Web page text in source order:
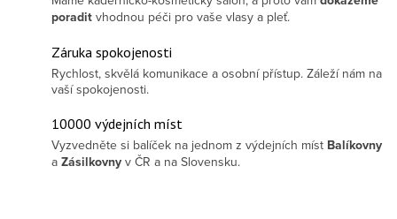
poradit vhodnou péči pro vaše vlasy a pleť.
Záruka spokojenosti
Rychlost, skvělá komunikace a osobní přístup. Záleží nám na
vaší spokojenosti.
10000 výdejních míst
Vyzvedněte si balíček na jednom z výdejních míst Balíkovny
a Zásilkovny v ČR a na Slovensku.